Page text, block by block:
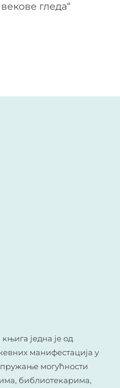
гледа“
једна је од
манифестација у
могућности
библиотекарима,